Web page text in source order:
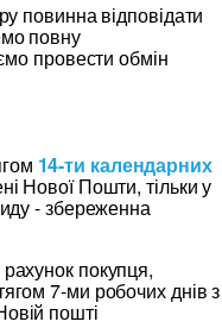
повинна відповідати
повну
провести обмін
14-ти календарних
Нової Пошти, тільки у
- збереженна
покупця,
7-ми робочих днів з
пошті